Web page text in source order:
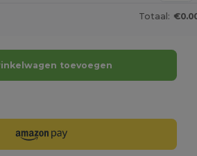
Totaal:
toevoegen